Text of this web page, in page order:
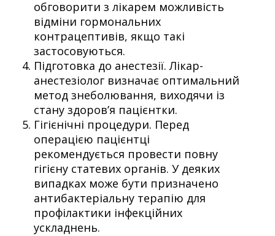
обговорити з лікарем можливість
відміни гормональних
контрацептивів, якщо такі
застосовуються.
Підготовка до анестезії. Лікар-
анестезіолог визначає оптимальний
метод знеболювання, виходячи із
стану здоров’я пацієнтки.
Гігієнічні процедури. Перед
операцією пацієнтці
рекомендується провести повну
гігієну статевих органів. У деяких
випадках може бути призначено
антибактеріальну терапію для
профілактики інфекційних
ускладнень.